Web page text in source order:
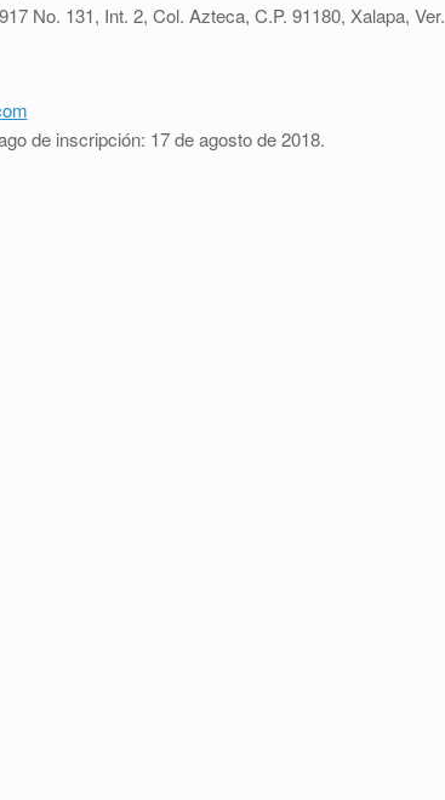
No. 131, Int. 2, Col. Azteca, C.P. 91180, Xalapa, Ver.
de inscripción: 17 de agosto de 2018.